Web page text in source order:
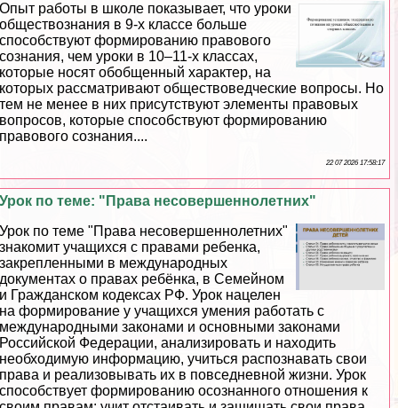
Опыт работы в школе показывает, что уроки
обществознания в 9-х классе больше
способствуют формированию правового
сознания, чем уроки в 10–11-х классах,
которые носят обобщенный хаpaктер, на
которых рассматривают обществоведческие вопросы. Но
тем не менее в них присутствуют элементы правовых
вопросов, которые способствуют формированию
правового сознания....
22 07 2026 17:58:17
Урок по теме: "Права несовершеннолетних"
Урок по теме "Права несовершеннолетних"
знакомит учащихся с правами ребенка,
закрепленными в международных
документах о правах ребёнка, в Семейном
и Гражданском кодексах РФ. Урок нацелен
на формирование у учащихся умения работать с
международными законами и основными законами
Российской Федерации, анализировать и находить
необходимую информацию, учиться распознавать свои
права и реализовывать их в повседневной жизни. Урок
способствует формированию осознанного отношения к